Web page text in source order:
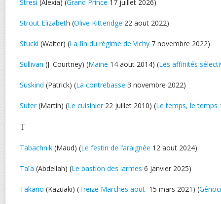
Stresi (Alexia) (Grand Prince 17 juillet 2026)
Strout Elizabeth (Olive Kitteridge 22 aout 2022)
Stucki (Walter) (La fin du régime de Vichy 7 novembre 2022)
Sullivan (J. Courtney) (Maine 14 aout 2014) (Les affinités
Süskind (Patrick) (La contrebasse 3 novembre 2022)
Suter(Martin) (Le cuisinier22 juillet 2010) (Le temps, le temps
T
Tabachnik (Maud) (Le festin de l’araignée 12 aout 2024)
Taïa (Abdellah) (Le bastion des larmes 6 janvier 2025)
Takano (Kazuaki) (Treize Marches aout 15 mars 2021) (